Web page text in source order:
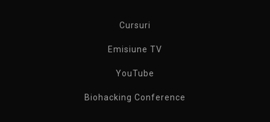
Cursuri
Emisiune TV
YouTube
Biohacking Conference